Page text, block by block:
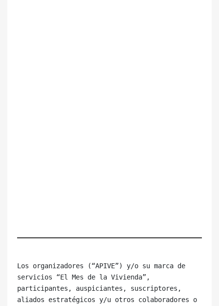
Los organizadores (“APIVE”) y/o su marca de
servicios “El Mes de la Vivienda”,
participantes, auspiciantes, suscriptores,
aliados estratégicos y/u otros colaboradores o